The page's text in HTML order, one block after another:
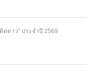
ดาว” ประจำปี 2569